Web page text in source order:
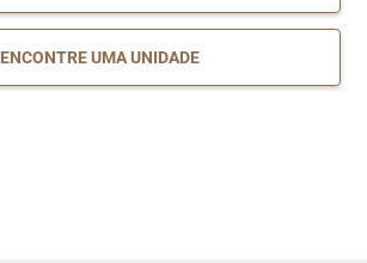
ENCONTRE UMA UNIDADE